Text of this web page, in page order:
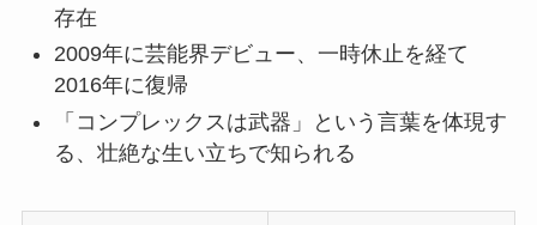
存在
2009年に芸能界デビュー、一時休止を経て
2016年に復帰
「コンプレックスは武器」という言葉を体現す
る、壮絶な生い立ちで知られる